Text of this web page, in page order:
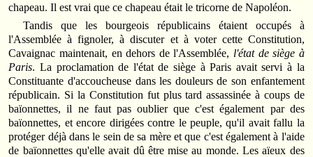
chapeau. Il est vrai que ce chapeau était le tricorne de Napoléon.
Tandis que les bourgeois républicains étaient occupés à
l'Assemblée à fignoler, à discuter et à voter cette Constitution,
Cavaignac maintenait, en dehors de l'Assemblée, l'état de siège à
Paris. La proclamation de l'état de siège à Paris avait servi à la
Constituante d'accoucheuse dans les douleurs de son enfantement
républicain. Si la Constitution fut plus tard assassinée à coups de
baïonnettes, il ne faut pas oublier que c'est également par des
baïonnettes, et encore dirigées contre le peuple, qu'il avait fallu la
protéger déjà dans le sein de sa mère et que c'est également à l'aide
de baïonnettes qu'elle avait dû être mise au monde. Les aïeux des